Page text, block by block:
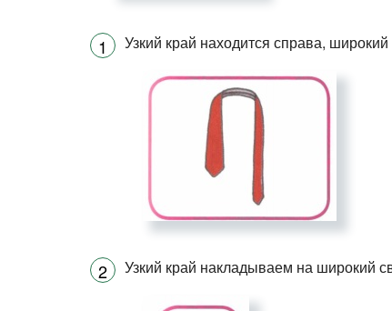
Узкий край находится справа,
Узкий край накладываем на широкий